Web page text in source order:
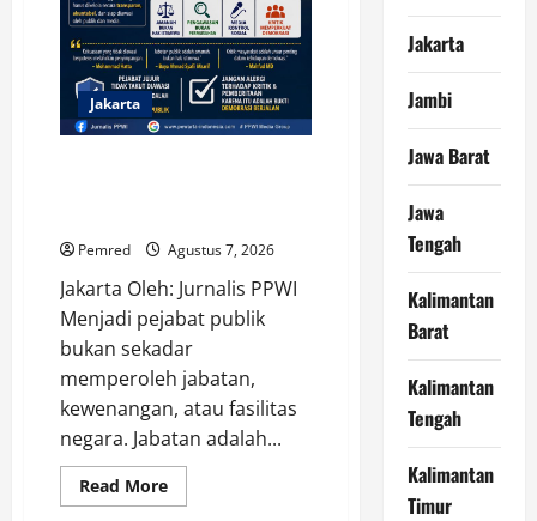
Indonesia
Jakarta
Pemred Agustus 7, 2026
Jakarta Oleh: Jurnalis PPWI
Menjadi pejabat publik
bukan sekadar
memperoleh jabatan,
kewenangan, atau fasilitas
negara. Jabatan adalah...
Read MoreRead
more
Jakarta
Jambi
Jawa Barat
Jawa
Tengah
Kalimantan
Barat
Kalimantan
Tengah
Kalimantan
Timur